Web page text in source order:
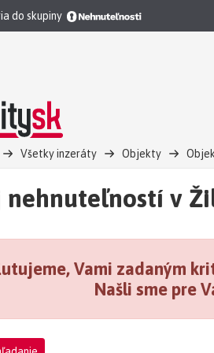
do skupiny
Všetky inzeráty Objekty
nehnuteľností v
Vami zadaným
Našli sme pre